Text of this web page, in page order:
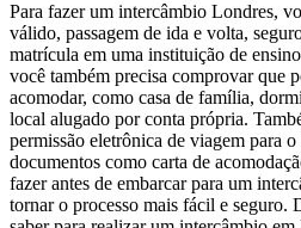
Para fazer um intercâmbio Londres,
válido, passagem de ida e volta,
matrícula em uma instituição de
você também precisa comprovar que
acomodar, como casa de família,
local alugado por conta própria.
permissão eletrônica de viagem para
documentos como carta de
fazer antes de embarcar para um
tornar o processo mais fácil e seguro.